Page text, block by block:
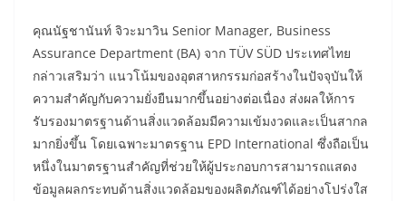
คุณนัฐชานันท์ จิวะมาวิน Senior Manager, Business
Assurance Department (BA) จาก TÜV SÜD ประเทศไทย
กล่าวเสริมว่า แนวโน้มของอุตสาหกรรมก่อสร้างในปัจจุบันให้
ความสำคัญกับความยั่งยืนมากขึ้นอย่างต่อเนื่อง ส่งผลให้การ
รับรองมาตรฐานด้านสิ่งแวดล้อมมีความเข้มงวดและเป็นสากล
มากยิ่งขึ้น โดยเฉพาะมาตรฐาน EPD International ซึ่งถือเป็น
หนึ่งในมาตรฐานสำคัญที่ช่วยให้ผู้ประกอบการสามารถแสดง
ข้อมูลผลกระทบด้านสิ่งแวดล้อมของผลิตภัณฑ์ได้อย่างโปร่งใส